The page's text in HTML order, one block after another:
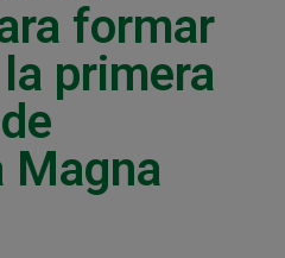
formar
primera
Magna